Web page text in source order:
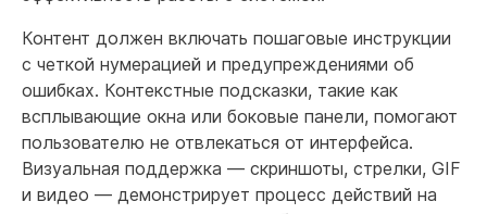
Контент должен включать пошаговые инструкции
с четкой нумерацией и предупреждениями об
ошибках. Контекстные подсказки, такие как
всплывающие окна или боковые панели, помогают
пользователю не отвлекаться от интерфейса.
Визуальная поддержка — скриншоты, стрелки, GIF
и видео — демонстрирует процесс действий на